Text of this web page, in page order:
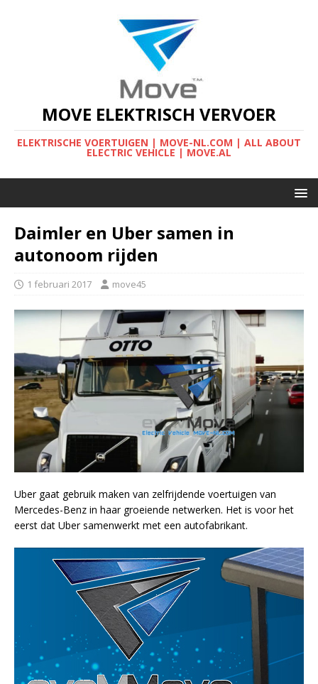
MOVE ELEKTRISCH VERVOER
ELEKTRISCHE VOERTUIGEN | MOVE-NL.COM | ALL ABOUT
ELECTRIC VEHICLE | MOVE.AL
Daimler en Uber samen in
autonoom rijden
1 februari 2017 move45
Uber gaat gebruik maken van zelfrijdende voertuigen van
Mercedes-Benz in haar groeiende netwerken. Het is voor het
eerst dat Uber samenwerkt met een autofabrikant.